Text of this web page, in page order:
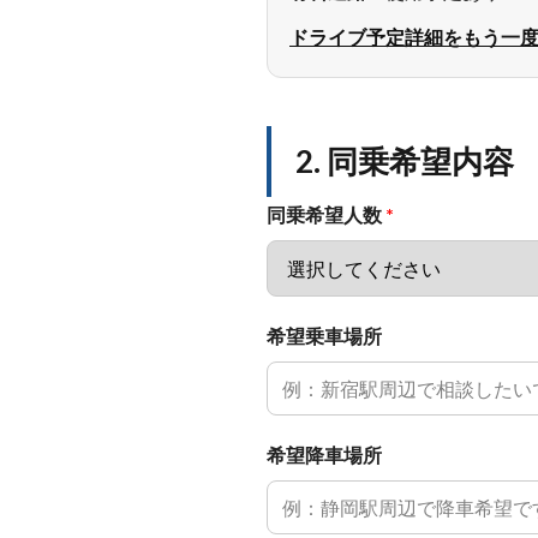
ドライブ予定詳細をもう一
2. 同乗希望内容
同乗希望人数 *
希望乗車場所
希望降車場所